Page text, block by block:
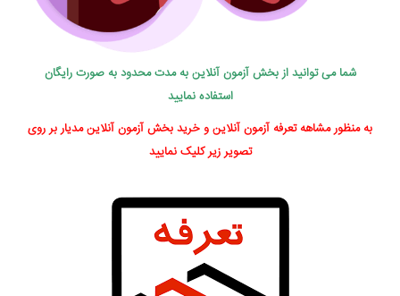
شما می توانید از بخش آزمون آنلاین به مدت محدود به صورت رایگان
استفاده نمایید
به منظور مشاهه تعرفه آزمون آنلاین و خرید بخش آزمون آنلاین مدیار بر روی
تصویر زیر کلیک نمایید